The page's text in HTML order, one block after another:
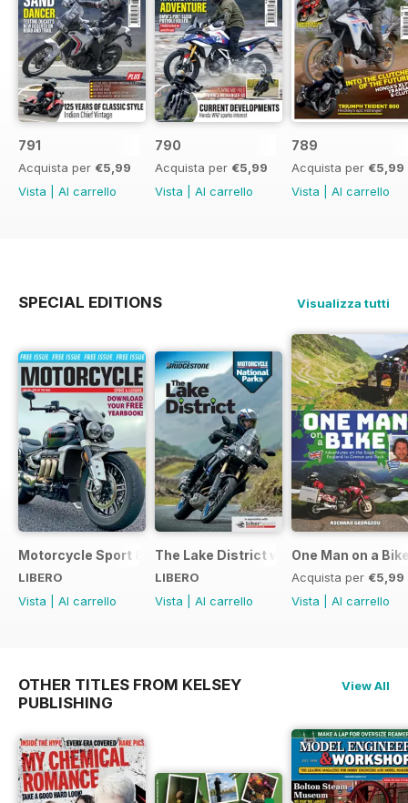
791
Acquista per €5,99
Vista
Al carrello
790
Acquista per €5,99
Vista
Al carrello
789
Acquista per €5,99
Vista
Al carrello
SPECIAL EDITIONS Visualizza tutti
Motorcycle Sport & Leisure - Special Edition - Free
LIBERO
Vista
Al carrello
The Lake District with Bridgestone
LIBERO
Vista
Al carrello
One Man on a
Acquista per €5,99
Vista
Al carrello
OTHER TITLES FROM KELSEY
PUBLISHING
View All